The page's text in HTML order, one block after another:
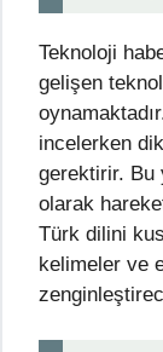
Teknoloji
gelişen
incelerken
gerektirir. Bu
olarak
Türk dilini
kelimeler ve